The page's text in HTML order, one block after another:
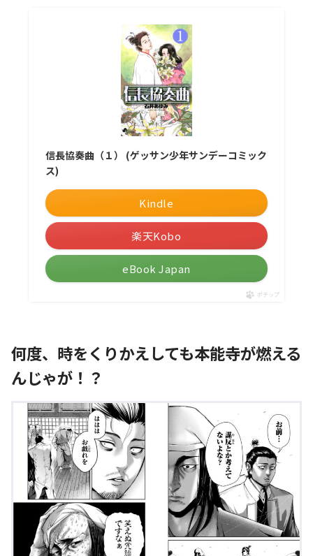
信長協奏曲（１） (ゲッサン少年サンデーコミック
ス)
Kindle
楽天Kobo
eBook Japan
ポチップ
何度、時をくりかえしても本能寺が燃える
んじゃが！？